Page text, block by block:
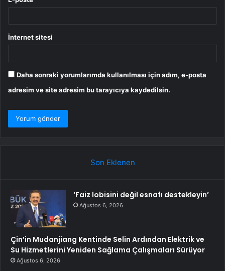
İnternet sitesi
Daha sonraki yorumlarımda kullanılması için adım, e-posta
adresim ve site adresim bu tarayıcıya kaydedilsin.
Son Eklenen
‘Faiz lobisini değil esnafı destekleyin’
Ağustos 6, 2026
Çin’in Mudanjiang Kentinde Selin Ardından Elektrik ve
Su Hizmetlerini Yeniden Sağlama Çalışmaları Sürüyor
Ağustos 6, 2026